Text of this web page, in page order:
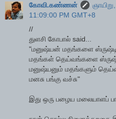
கோவி.கண்ணன்
11:09:00 PM GMT+8
//
துளசி கோபால் said...
"மனுஷ்யன் மதங்களை
மதங்கள் தெய்வங்களை
மனுஷ்யனும் மதங்களும்
மனசு பங்கு வச்சு"
இது ஒரு பழைய மலையாளப்